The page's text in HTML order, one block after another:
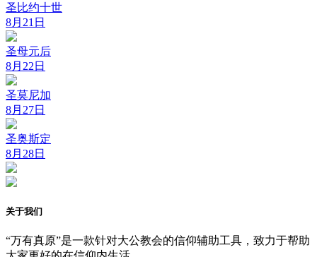
圣比约十世
8月21日
圣母元后
8月22日
圣莫尼加
8月27日
圣奥斯定
8月28日
关于我们
“万有真原”是一款针对大公教会的信仰辅助工具，致力于帮助